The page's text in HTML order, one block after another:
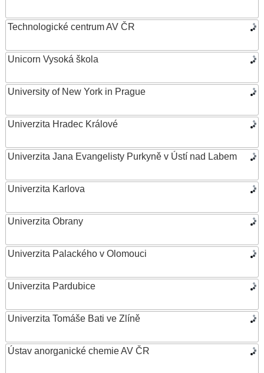
Technologické centrum AV ČR
Unicorn Vysoká škola
University of New York in Prague
Univerzita Hradec Králové
Univerzita Jana Evangelisty Purkyně v Ústí nad Labem
Univerzita Karlova
Univerzita Obrany
Univerzita Palackého v Olomouci
Univerzita Pardubice
Univerzita Tomáše Bati ve Zlíně
Ústav anorganické chemie AV ČR